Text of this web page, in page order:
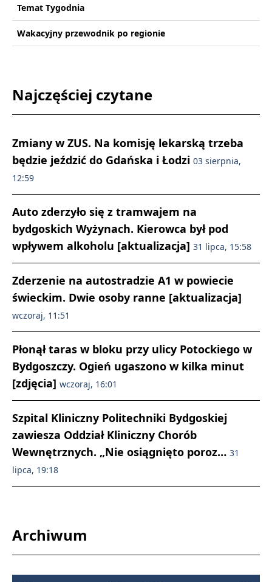
Temat Tygodnia
Wakacyjny przewodnik po regionie
Najczęściej czytane
Zmiany w ZUS. Na komisję lekarską trzeba
będzie jeździć do Gdańska i Łodzi 03 sierpnia,
12:59
Auto zderzyło się z tramwajem na
bydgoskich Wyżynach. Kierowca był pod
wpływem alkoholu [aktualizacja] 31 lipca, 15:58
Zderzenie na autostradzie A1 w powiecie
świeckim. Dwie osoby ranne [aktualizacja]
wczoraj, 11:51
Płonął taras w bloku przy ulicy Potockiego w
Bydgoszczy. Ogień ugaszono w kilka minut
[zdjęcia] wczoraj, 16:01
Szpital Kliniczny Politechniki Bydgoskiej
zawiesza Oddział Kliniczny Chorób
Wewnętrznych. „Nie osiągnięto poroz… 31
lipca, 19:18
Archiwum